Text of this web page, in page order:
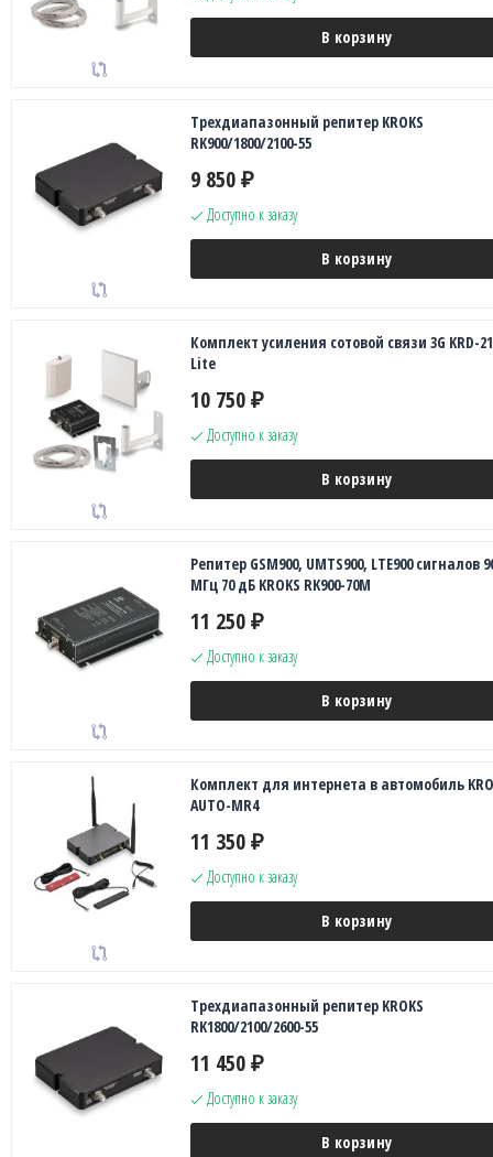
В корзину
Трехдиапазонный репитер KROKS
RK900/1800/2100-55
9 850 ₽
Доступно к заказу
В корзину
Комплект усиления сотовой связи 3G KRD-
Lite
10 750 ₽
Доступно к заказу
В корзину
Репитер GSM900, UMTS900, LTE900 сигналов
МГц 70 дБ KROKS RK900-70M
11 250 ₽
Доступно к заказу
В корзину
Комплект для интернета в автомобиль
AUTO-MR4
11 350 ₽
Доступно к заказу
В корзину
Трехдиапазонный репитер KROKS
RK1800/2100/2600-55
11 450 ₽
Доступно к заказу
В корзину